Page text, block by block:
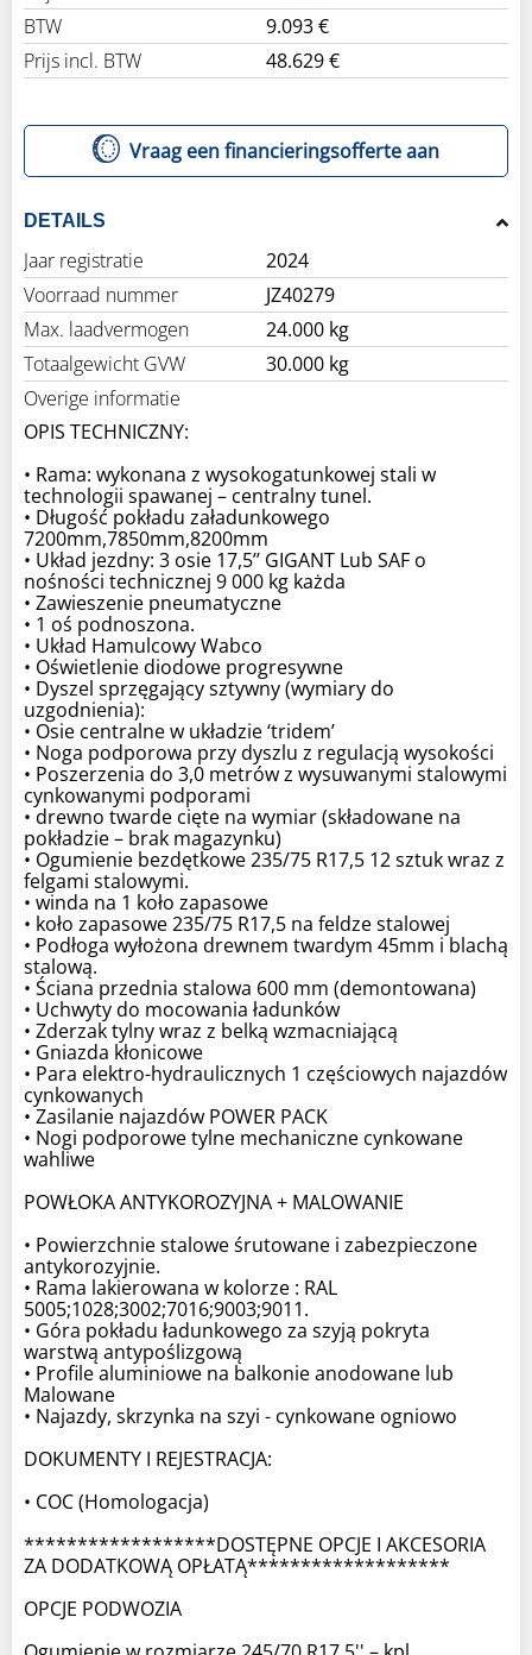
BTW
9.093 €
Prijs incl. BTW
48.629 €
Vraag een financieringsofferte aan
DETAILS
Jaar registratie
2024
Voorraad nummer
JZ40279
Max. laadvermogen
24.000 kg
Totaalgewicht GVW
30.000 kg
Overige informatie
OPIS TECHNICZNY:
• Rama: wykonana z wysokogatunkowej stali w
technologii spawanej – centralny tunel.
• Długość pokładu załadunkowego
7200mm,7850mm,8200mm
• Układ jezdny: 3 osie 17,5’’ GIGANT Lub SAF o
nośności technicznej 9 000 kg każda
• Zawieszenie pneumatyczne
• 1 oś podnoszona.
• Układ Hamulcowy Wabco
• Oświetlenie diodowe progresywne
• Dyszel sprzęgający sztywny (wymiary do
uzgodnienia):
• Osie centralne w układzie ‘tridem’
• Noga podporowa przy dyszlu z regulacją wysokości
• Poszerzenia do 3,0 metrów z wysuwanymi stalowymi
cynkowanymi podporami
• drewno twarde cięte na wymiar (składowane na
pokładzie – brak magazynku)
• Ogumienie bezdętkowe 235/75 R17,5 12 sztuk wraz z
felgami stalowymi.
• winda na 1 koło zapasowe
• koło zapasowe 235/75 R17,5 na feldze stalowej
• Podłoga wyłożona drewnem twardym 45mm i blachą
stalową.
• Ściana przednia stalowa 600 mm (demontowana)
• Uchwyty do mocowania ładunków
• Zderzak tylny wraz z belką wzmacniającą
• Gniazda kłonicowe
• Para elektro-hydraulicznych 1 częściowych najazdów
cynkowanych
• Zasilanie najazdów POWER PACK
• Nogi podporowe tylne mechaniczne cynkowane
wahliwe
POWŁOKA ANTYKOROZYJNA + MALOWANIE
• Powierzchnie stalowe śrutowane i zabezpieczone
antykorozyjnie.
• Rama lakierowana w kolorze : RAL
5005;1028;3002;7016;9003;9011.
• Góra pokładu ładunkowego za szyją pokryta
warstwą antypoślizgową
• Profile aluminiowe na balkonie anodowane lub
Malowane
• Najazdy, skrzynka na szyi - cynkowane ogniowo
DOKUMENTY I REJESTRACJA:
• COC (Homologacja)
******************DOSTĘPNE OPCJE I AKCESORIA
ZA DODATKOWĄ OPŁATĄ*******************
OPCJE PODWOZIA